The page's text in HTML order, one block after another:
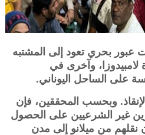
يقل عن 8 عمليات عبور بحري تعود إلى المشتبه
وآخرى في
على الساحل اليوناني.
وبحسب المحققين، فإن
غير الشرعيين على الحصول
من ميلانو إلى مدن